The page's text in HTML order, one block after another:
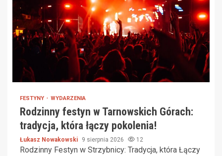
FESTYNY WYDARZENIA
Rodzinny festyn w Tarnowskich Górach:
tradycja, która łączy pokolenia!
Łukasz Nowakowski 9 sierpnia 2026 12
Rodzinny Festyn w Strzybnicy: Tradycja, która Łączy